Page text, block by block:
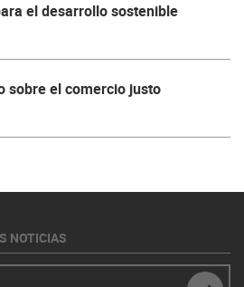
el desarrollo sostenible
sobre el comercio justo
NOTICIAS